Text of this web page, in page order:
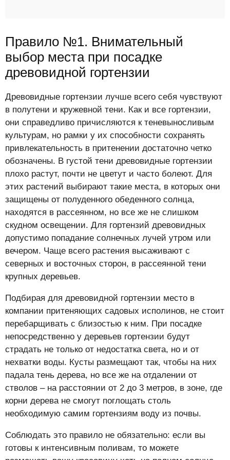
Правило №1. Внимательный
выбор места при посадке
древовидной гортензии
Древовидные гортензии лучше всего себя чувствуют
в полутени и кружевной тени. Как и все гортензии,
они справедливо причисляются к теневыносливым
культурам, но рамки у их способности сохранять
привлекательность в притенении достаточно четко
обозначены. В густой тени древовидные гортензии
плохо растут, почти не цветут и часто болеют. Для
этих растений выбирают такие места, в которых они
защищены от полуденного обеденного солнца,
находятся в рассеянном, но все же не слишком
скудном освещении. Для гортензий древовидных
допустимо попадание солнечных лучей утром или
вечером. Чаще всего растения высаживают с
северных и восточных сторон, в рассеянной тени
крупных деревьев.
Подбирая для древовидной гортензии место в
компании притеняющих садовых исполинов, не стоит
перебарщивать с близостью к ним. При посадке
непосредственно у деревьев гортензии будут
страдать не только от недостатка света, но и от
нехватки воды. Кусты размещают так, чтобы на них
падала тень дерева, но все же на отдалении от
стволов – на расстоянии от 2 до 3 метров, в зоне, где
корни дерева не смогут поглощать столь
необходимую самим гортензиям воду из почвы.
Соблюдать это правило не обязательно: если вы
готовы к интенсивным поливам, то можете